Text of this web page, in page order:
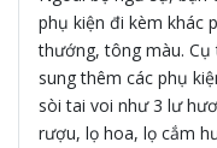
phụ kiện đi kèm khác
thướng, tông màu.
sung thêm các phụ
sòi tai voi như 3 lư
rượu, lọ hoa, lọ cắm